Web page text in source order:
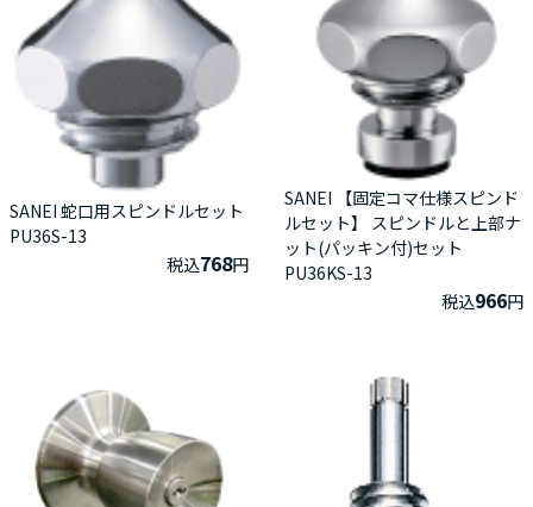
SANEI 蛇口用スピンドルセット
PU36S-13
税込768円
SANEI 【固定コマ仕様スピンド
ルセット】 スピンドルと上部ナ
ット(パッキン付)セット
PU36KS-13
税込966円